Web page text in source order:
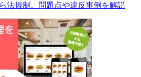
法規制。問題点や違反事例を解説